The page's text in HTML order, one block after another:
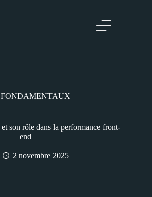
FONDAMENTAUX
son rôle dans la performance front-
end
2 novembre 2025